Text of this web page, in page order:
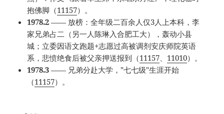
抱佛脚（11157）。
1978.2 —— 放榜：全年级二百余人仅3人上本科，李
家兄弟占二（另一人陈琳入合肥工大），轰动小县
城；立委因语文跑题+志愿过高被调剂安庆师院英语
系，悲愤绝食后被父亲押送报到（11157、 11010）。
1978.3 —— 兄弟分赴大学，"七七级"生涯开始
（11157）。